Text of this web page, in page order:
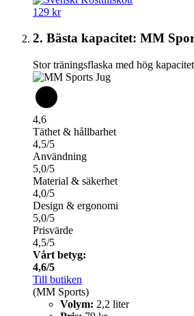
129 kr
2. Bästa kapacitet: MM
Stor träningsflaska med hög
4,6
Täthet & hållbarhet
4,5/5
Användning
5,0/5
Material & säkerhet
4,0/5
Design & ergonomi
5,0/5
Prisvärde
4,5/5
Vårt betyg:
4,6/5
Till butiken
(MM Sports)
Volym: 2,2 liter